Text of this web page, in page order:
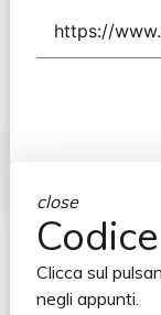
close
Clicca sul
negli appunti.